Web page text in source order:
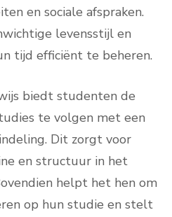
en sociale afspraken.
levensstijl en
tijd efficiënt te beheren.
biedt studenten de
te volgen met een
Dit zorgt voor
en structuur in het
helpt het hen om
op hun studie en stelt